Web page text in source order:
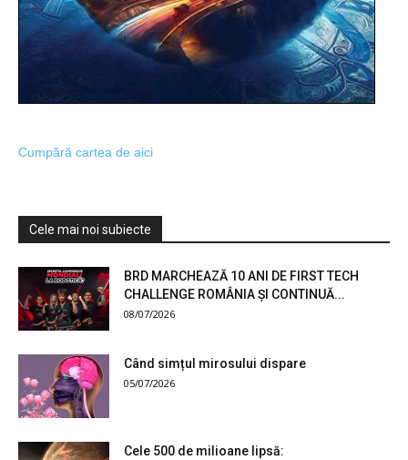
Cumpără cartea de aici
Cele mai noi subiecte
BRD MARCHEAZĂ 10 ANI DE FIRST TECH
CHALLENGE ROMÂNIA ȘI CONTINUĂ...
08/07/2026
Când simțul mirosului dispare
05/07/2026
Cele 500 de milioane lipsă: